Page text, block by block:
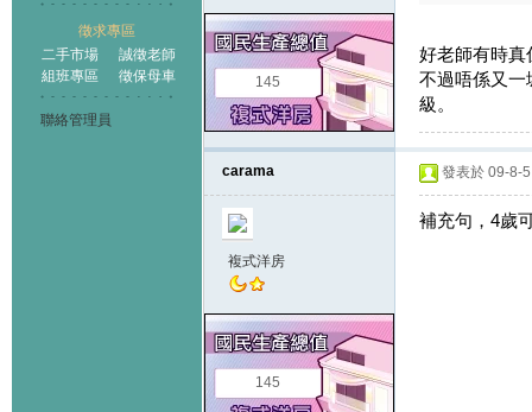
徵求專區
二手市場
誠徵老師
組班專區
徵保母車
聯絡管理員
145
好老師有時真
不過唔係又一
級。
carama
複式洋房
145
發表於 09-8-
補充句，4歲